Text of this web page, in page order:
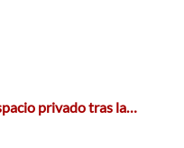
privado tras la…